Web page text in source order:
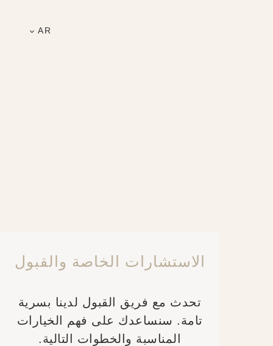
AR
الاستشارات الخاصة والقبول
تحدث مع فريق القبول لدينا بسرية
تامة. سنساعدك على فهم الخيارات
المناسبة والخطوات التالية.